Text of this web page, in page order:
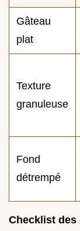
Gâteau
plat
Texture
granuleuse
Fond
détrempé
Checklist des